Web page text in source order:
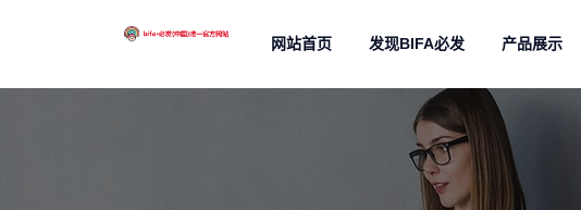
网站首页 发现BIFA必发 产品展示